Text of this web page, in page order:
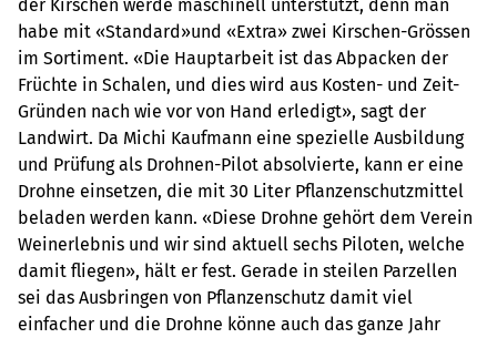
der Kirschen werde maschinell unterstützt, denn man
habe mit «Standard»und «Extra» zwei Kirschen-Grössen
im Sortiment. «Die Hauptarbeit ist das Abpacken der
Früchte in Schalen, und dies wird aus Kosten- und Zeit-
Gründen nach wie vor von Hand erledigt», sagt der
Landwirt. Da Michi Kaufmann eine spezielle Ausbildung
und Prüfung als Drohnen-Pilot absolvierte, kann er eine
Drohne einsetzen, die mit 30 Liter Pflanzenschutzmittel
beladen werden kann. «Diese Drohne gehört dem Verein
Weinerlebnis und wir sind aktuell sechs Piloten, welche
damit fliegen», hält er fest. Gerade in steilen Parzellen
sei das Ausbringen von Pflanzenschutz damit viel
einfacher und die Drohne könne auch das ganze Jahr